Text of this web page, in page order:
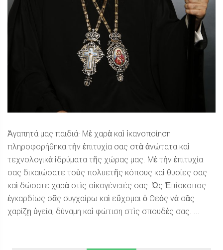
Ἀγαπητά μας παιδιά· Μὲ χαρὰ καὶ ἱκανοποίηση
πληροφορήθηκα τὴν ἐπιτυχία σας στὰ ἀνώτατα καὶ
τεχνολογικὰ ἱδρύματα τῆς χώρας μας. Μὲ τὴν ἐπιτυχία
σας δικαιώσατε τοὺς πολυετῆς κόπους καὶ θυσίες σας
καὶ δώσατε χαρὰ στὶς οἰκογένειές σας. Ὡς Ἐπίσκοπος
ἐγκαρδίως σᾶς συγχαίρω καὶ εὔχομαι ὁ Θεὸς νὰ σᾶς
χαρίζῃ ὑγεία, δύναμη καὶ φώτιση στὶς σπουδὲς σας. ...